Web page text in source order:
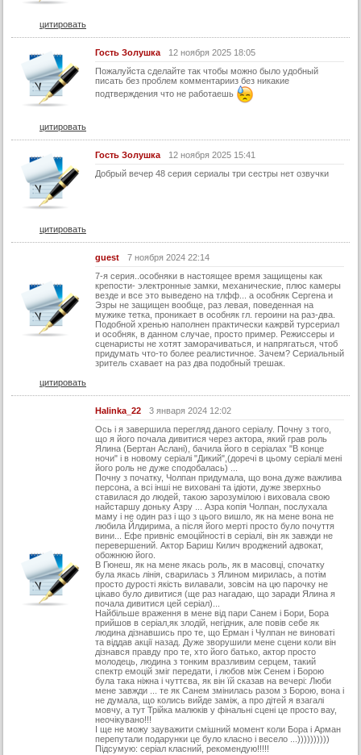
22 серия (суб)
23 серия
23 серия (суб)
24 серия
25 серия
25 серия (суб)
27 серия (суб)
28 серия
28 серия (суб)
30 серия
33 серия (суб)
Конец
цитировать
Гость Золушка
12 ноября 2025 18:05
Пожалуйста сделайте так чтобы можно было удобный
писать без проблем комментарииз без никакие
подтверждения что не работаешь
цитировать
Гость Золушка
12 ноября 2025 15:41
Добрый вечер 48 серия сериалы три сестры нет озвучки
цитировать
guest
7 ноября 2024 22:14
7-я серия..особняки в настоящее время защищены как
крепости- электронные замки, механические, плюс камеры
везде и все это выведено на тлфф... а особняк Сергена и
Эзры не защищен вообще, раз левая, поведенная на
мужике тетка, проникает в особняк гл. героини на раз-два.
Подобной хренью наполнен практически кажрвй турсериал
и особняк, в данном случае, просто пример. Режиссеры и
сценаристы не хотят заморачиваться, и напрягаться, чтоб
придумать что-то более реалистичное. Зачем? Сериальный
зритель схавает на раз два подобный трешак.
цитировать
Halinka_22
3 января 2024 12:02
Ось і я завершила перегляд даного серіалу. Почну з того,
що я його почала дивитися через актора, який грав роль
Ялина (Бертан Аслані), бачила його в серіалах "В конце
ночи" і в новому серіалі "Дикий",(доречі в цьому серіалі мені
його роль не дуже сподобалась) ...
Почну з початку, Чолпан придумала, що вона дуже важлива
персона, а всі інші не виховані та ідіоти, дуже зверхньо
ставилася до людей, такою зарозумілою і виховала свою
найстаршу доньку Азру ... Азра копія Чолпан, послухала
маму і не один раз і що з цього вишло, як на мене вона не
любила Йлдирима, а після його мерті просто було почуття
вини... Ефе привніс емоційності в серіалі, він як завжди не
перевершений. Актор Бариш Килич вроджений адвокат,
обожнюю його.
В Гюнеш, як на мене якась роль, як в масовці, спочатку
була якась лінія, сварилась з Ялином мирилась, а потім
просто дурості якість вилавали, зовсім на цю парочку не
цікаво було дивитися (ще раз нагадаю, що заради Ялина я
почала дивитися цей серіал)...
Найбільше враження в мене від пари Санем і Бори, Бора
прийшов в серіал,як злодій, негідник, але повів себе як
людина дізнавшись про те, що Ерман і Чулпан не виноваті
та віддав акції назад. Дуже зворушили мене сцени коли він
дізнався правду про те, хто його батько, актор просто
молодець, людина з тонким вразливим серцем, такий
спектр емоцій зміг передати, і любов між Сенем і Борою
була така ніжна і чуттєва, як він їй сказав на вечері: Люби
мене завжди ... те як Санем змінилась разом з Борою, вона і
не думала, що колись вийде заміж, а про дітей я взагалі
мовчу, а тут Трійка малюків у фінальні сцені це просто вау,
неочікувано!!!
І ще не можу зауважити смішний момент коли Бора і Арман
перепутали подарунки це було класно і весело ...))))))))))
Підсумую: серіал класний, рекомендую!!!!!